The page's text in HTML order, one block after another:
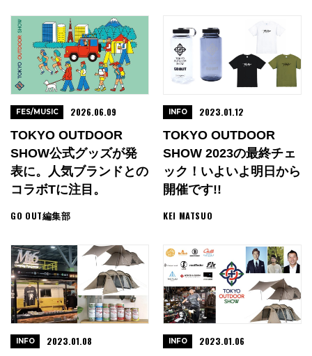
TOKYO OUTDOOR
SHOW公式グッズが発
表に。人気ブランドとの
コラボTに注目。
GO OUT編集部
FES/MUSIC 2026.06.09
TOKYO OUTDOOR
SHOW 2023の最終チェ
ック！いよいよ明日から
開催です!!
KEI MATSUO
INFO 2023.01.12
INFO 2023.01.08 INFO 2023.01.06